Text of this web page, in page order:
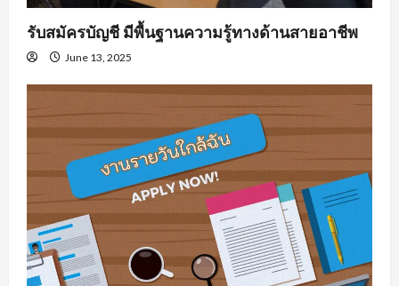
รับสมัครบัญชี มีพื้นฐานความรู้ทางด้านสายอาชีพ
June 13, 2025